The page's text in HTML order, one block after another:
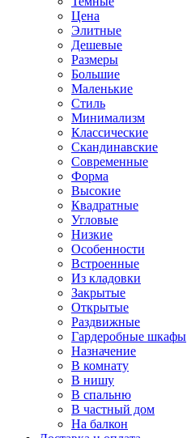
Цена
Элитные
Дешевые
Размеры
Большие
Маленькие
Стиль
Минимализм
Классические
Скандинавские
Современные
Форма
Высокие
Квадратные
Угловые
Низкие
Особенности
Встроенные
Из кладовки
Закрытые
Открытые
Раздвижные
Гардеробные шкафы
Назначение
В комнату
В нишу
В спальню
В частный дом
На балкон